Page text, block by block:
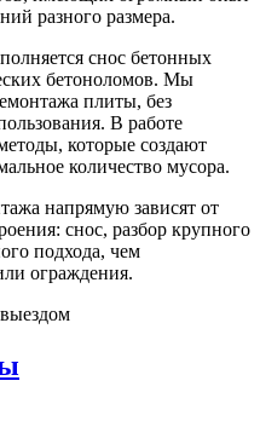
разного размера.
снос бетонных
бетоноломов. Мы
плиты, без
В работе
которые создают
количество мусора.
напрямую зависят от
снос, разбор крупного
подхода, чем
ограждения.